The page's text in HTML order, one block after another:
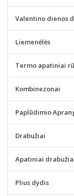
Valentino dienos
Liemenėlės
Termo apatiniai
Kombinezonai
Paplūdimio
Drabužiai
Apatiniai
Plius dydis